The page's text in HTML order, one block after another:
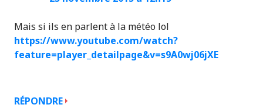
Mais si ils en parlent à la météo lol
https://www.youtube.com/watch?
feature=player_detailpage&v=s9A0wj06jXE
RÉPONDRE